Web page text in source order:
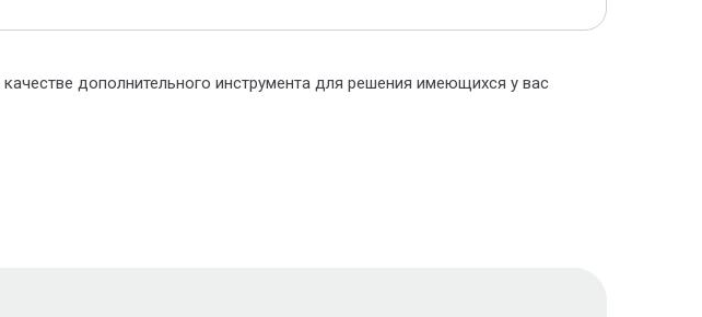
дополнительного инструмента для решения имеющихся у вас